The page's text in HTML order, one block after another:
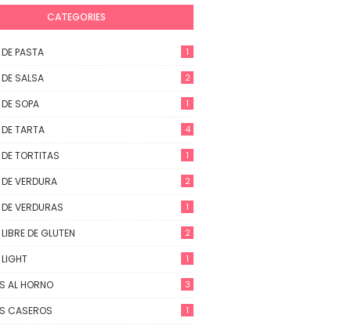
CATEGORIES
PASTA 1
SALSA 2
SOPA 1
TARTA 4
TORTITAS 1
VERDURA 2
VERDURAS 1
DE GLUTEN 2
1
AL HORNO 3
CASEROS 1